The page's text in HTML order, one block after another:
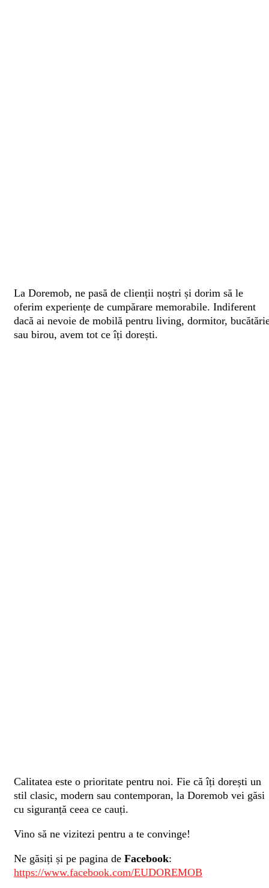
La Doremob, ne pasă de clienții noștri și dorim să le
oferim experiențe de cumpărare memorabile. Indiferent
dacă ai nevoie de mobilă pentru living, dormitor,
sau birou, avem tot ce îți dorești.
Calitatea este o prioritate pentru noi. Fie că îți dorești un
stil clasic, modern sau contemporan, la Doremob vei găsi
cu siguranță ceea ce cauți.
Vino să ne vizitezi pentru a te convinge!
Ne găsiți și pe pagina de Facebook:
https://www.facebook.com/EUDOREMOB